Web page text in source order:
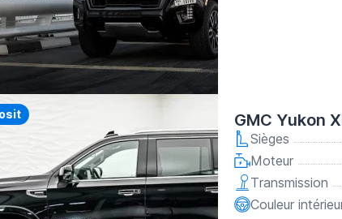
GMC Yukon
Sièges
Moteur
Transmission
Couleur